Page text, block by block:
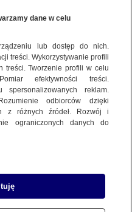
PARIS 2024
1 EUROSPORT 2
się jedno z najważniejszych
olimpijskie. Przez 16 dni
będą mogli z zapartym tchem
możliwe wyróżnienie –
dane w celu
lub dostęp do nich.
treści. Wykorzystywanie profili
treści. Tworzenie profili w celu
efektywności treści.
reklam.
odbiorców dzięki
z różnych źródeł. Rozwój i
ograniczonych danych do